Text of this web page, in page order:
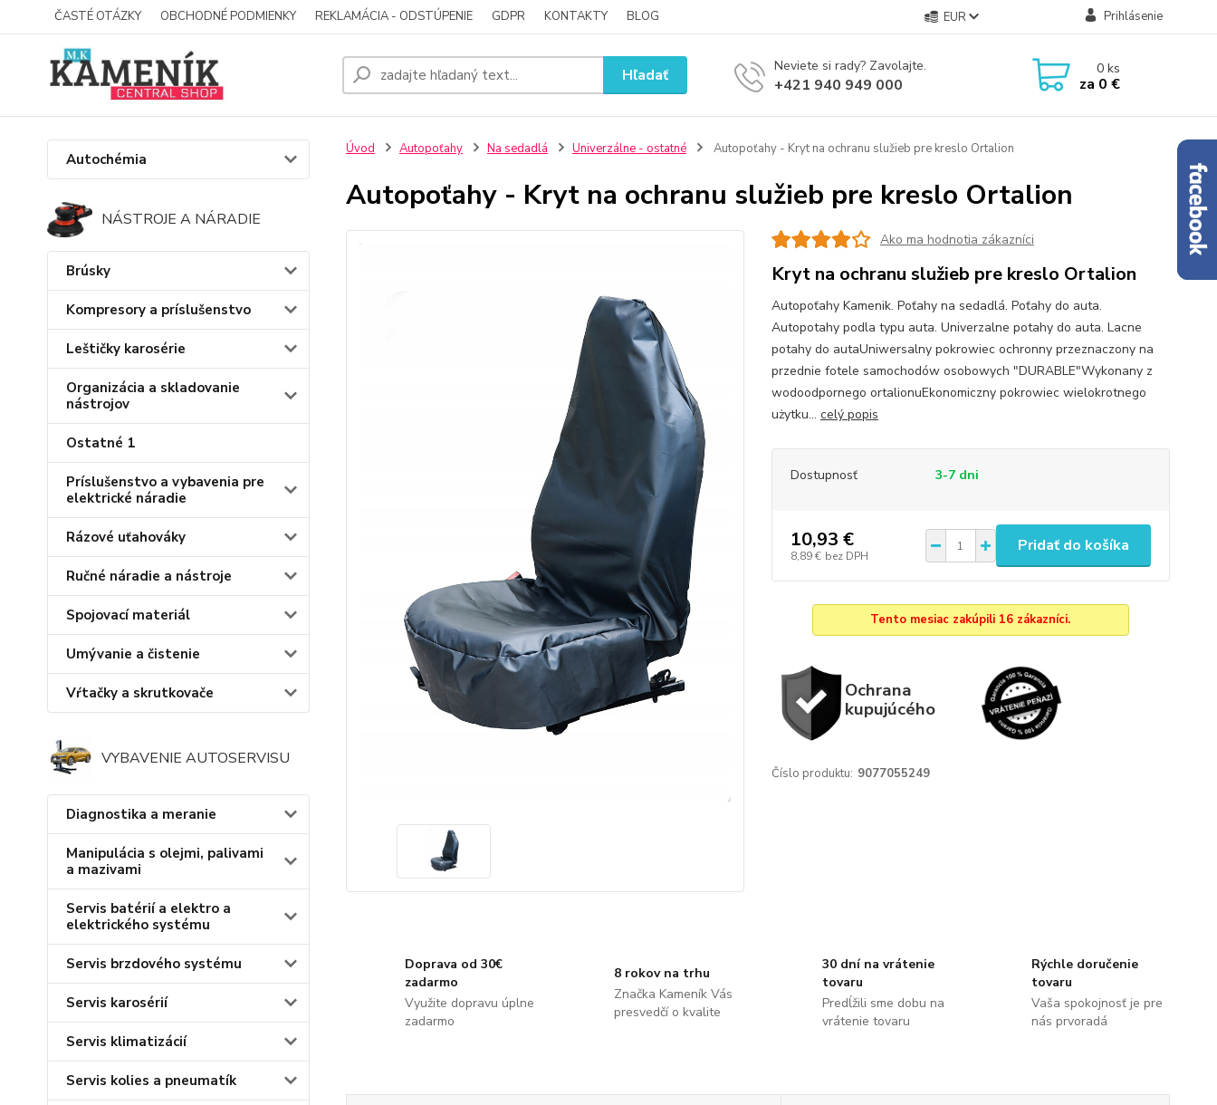
ČASTÉ OTÁZKY OBCHODNÉ PODMIENKY REKLAMÁCIA - ODSTÚPENIE GDPR KONTAKTY BLOG EUR Prihlásenie
Hľadať Neviete si rady? Zavolajte.
+421 940 949 000
0ks
za 0 €
Autochémia
NÁSTROJE A NÁRADIE
Brúsky
Kompresory a príslušenstvo
Leštičky karosérie
Organizácia a skladovanie
nástrojov
Ostatné 1
Príslušenstvo a vybavenia pre
elektrické náradie
Rázové uťahováky
Ručné náradie a nástroje
Spojovací materiál
Umývanie a čistenie
Vŕtačky a skrutkovače
VYBAVENIE AUTOSERVISU
Diagnostika a meranie
Manipulácia s olejmi, palivami
a mazivami
Servis batérií a elektro a
elektrického systému
Servis brzdového systému
Servis karosérií
Servis klimatizácií
Servis kolies a pneumatík
Úvod Autopoťahy Na sedadlá Univerzálne - ostatné Autopoťahy - Kryt na ochranu služieb pre kreslo Ortalion
Autopoťahy - Kryt na ochranu služieb pre kreslo Ortalion
Ako ma hodnotia zákazníci
Kryt na ochranu služieb pre kreslo Ortalion
Autopoťahy Kamenik. Poťahy na sedadlá. Poťahy do auta.
Autopotahy podla typu auta. Univerzalne potahy do auta. Lacne
potahy do autaUniwersalny pokrowiec ochronny przeznaczony na
przednie fotele samochodów osobowych "DURABLE"Wykonany z
wodoodpornego ortalionuEkonomiczny pokrowiec wielokrotnego
użytku... celý popis
Dostupnosť 3-7 dni
10,93 €
8,89 € bez DPH
Pridať do košíka
Tento mesiac zakúpili 16 zákazníci.
Ochrana
kupujúcého
Číslo produktu: 9077055249
Doprava od 30€
zadarmo
Využite dopravu úplne
zadarmo
8 rokov na trhu
Značka Kameník Vás
presvedčí o kvalite
30 dní na vrátenie
tovaru
Predĺžili sme dobu na
vrátenie tovaru
Rýchle doručenie
tovaru
Vaša spokojnosť je pre
nás prvoradá